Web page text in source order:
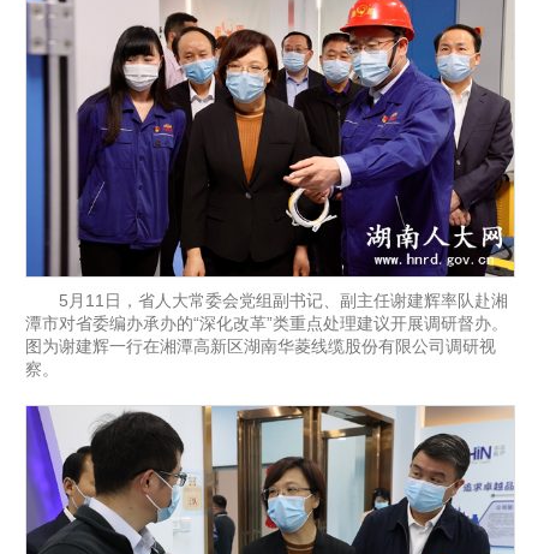
5月11日，省人大常委会党组副书记、副主任谢建辉率队赴湘
潭市对省委编办承办的“深化改革”类重点处理建议开展调研督办。
图为谢建辉一行在湘潭高新区湖南华菱线缆股份有限公司调研视
察。